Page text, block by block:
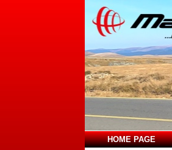
HOME PAGE